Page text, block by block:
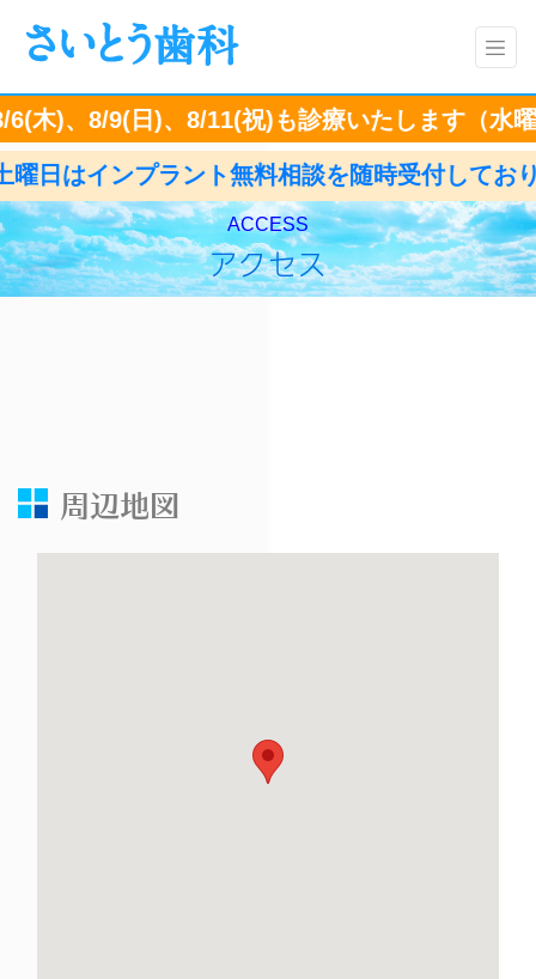
、8/9(日)、8/11(祝)も診療いたします （水曜定
はインプラント無料相談を随時受付しておりま
ACCESS
アクセス
周辺地図